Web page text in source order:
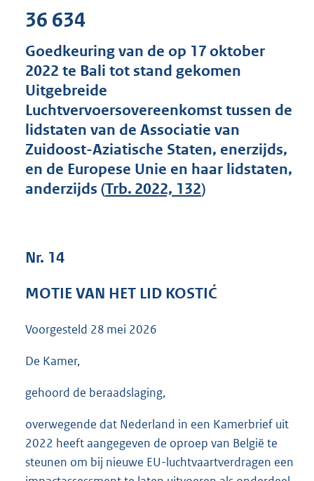
7
b
36 634
Goedkeuring van de op 17 oktober
2022 te Bali tot stand gekomen
Uitgebreide
Luchtvervoersovereenkomst tussen de
lidstaten van de Associatie van
Zuidoost-Aziatische Staten, enerzijds,
en de Europese Unie en haar lidstaten,
anderzijds (Trb. 2022, 132)
Nr. 14
MOTIE VAN HET LID KOSTIĆ
Voorgesteld 28 mei 2026
De Kamer,
gehoord de beraadslaging,
overwegende dat Nederland in een Kamerbrief uit
2022 heeft aangegeven de oproep van België te
steunen om bij nieuwe EU-luchtvaartverdragen een